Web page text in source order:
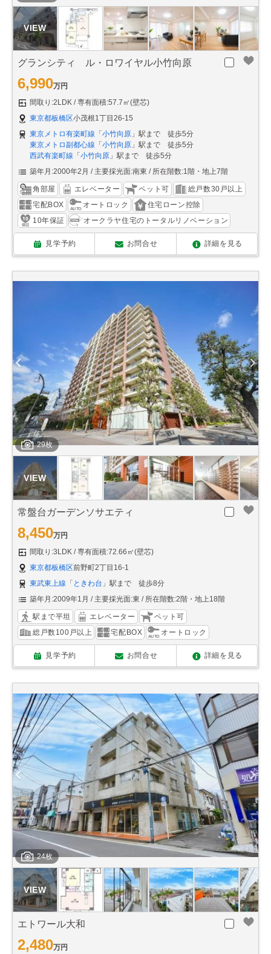
グランシティ ル・ロワイヤル小竹向原
6,990万円
間取り:2LDK
専有面積:57.7㎡(壁芯)
東京都板橋区小茂根1丁目26-15
東京メトロ有楽町線 「小竹向原 」駅まで 徒歩5分
東京メトロ副都心線 「小竹向原 」駅まで 徒歩5分
西武有楽町線 「小竹向原 」駅まで 徒歩5分
築年月:2000年2月
主要採光面:南東 所在階数:1階・地上7階
角部屋 エレベーター ペット可
総戸数30戸以上
宅配BOX
オートロック
住宅ローン控除
10年保証
オークラヤ住宅のトータルリノベーション
見学予約 お問合せ 詳細を見る
29枚
常盤台ガーデンソサエティ
8,450万円
間取り:3LDK
専有面積:72.66㎡(壁芯)
東京都板橋区前野町2丁目16-1
東武東上線 「 ときわ台 」駅まで 徒歩8分
築年月:2009年1月
主要採光面:東 所在階数:2階・地上18階
駅まで平坦 エレベーター
ペット可
総戸数100戸以上
宅配BOX オートロック
見学予約 お問合せ 詳細を見る
24枚
エトワール大和
2,480万円